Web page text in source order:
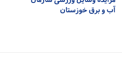
آب و برق خوزستان